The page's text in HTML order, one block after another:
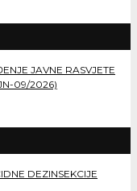
JAVNE RASVJETE
09/2026)
DEZINSEKCIJE